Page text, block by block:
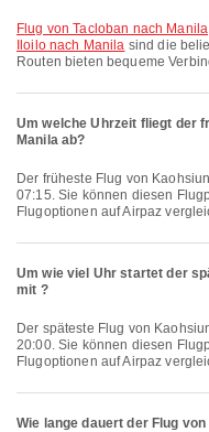
Flug von Tacloban nach Manila
Iloilo nach Manila sind die
Routen bieten bequeme
Um welche Uhrzeit fliegt der
Manila ab?
Der früheste Flug von Kaohsiung nach Manila mit China Airlines startet um
07:15. Sie können diesen
Flugoptionen auf Airpaz
Um wie viel Uhr startet der
mit ?
Der späteste Flug von Kaohsiung nach Manila mit Cebu Pacific startet um
20:00. Sie können diesen
Flugoptionen auf Airpaz
Wie lange dauert der Flug